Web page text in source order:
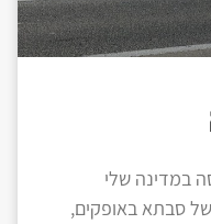
במדינה שלי
סבתא באופקים,